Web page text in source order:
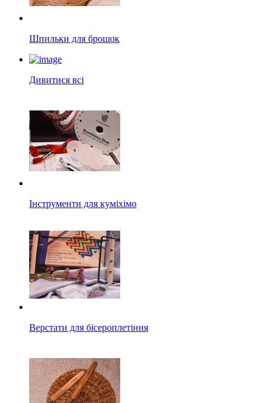
Шпильки для брошок
Дивитися всі
Інструменти для куміхімо
Верстати для бісероплетіння